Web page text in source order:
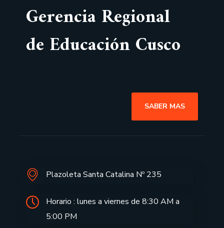
Gerencia Regional
de Educación Cusco
SABER MAS
Plazoleta Santa Catalina Nº 235
Horario : lunes a viernes de 8:30 AM a
5:00 PM